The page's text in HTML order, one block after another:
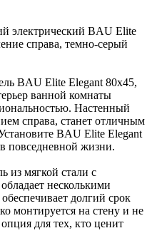
электрический BAU Elite
справа, темно-серый
BAU Elite Elegant 80х45,
ванной комнаты
Настенный
справа, станет отличным
BAU Elite Elegant
повседневной жизни.
из мягкой стали с
несколькими
долгий срок
монтируется на стену и не
для тех, кто ценит